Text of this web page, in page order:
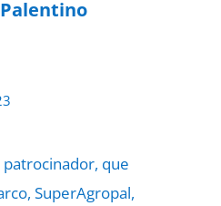
patrocinador, que
SuperAgropal,